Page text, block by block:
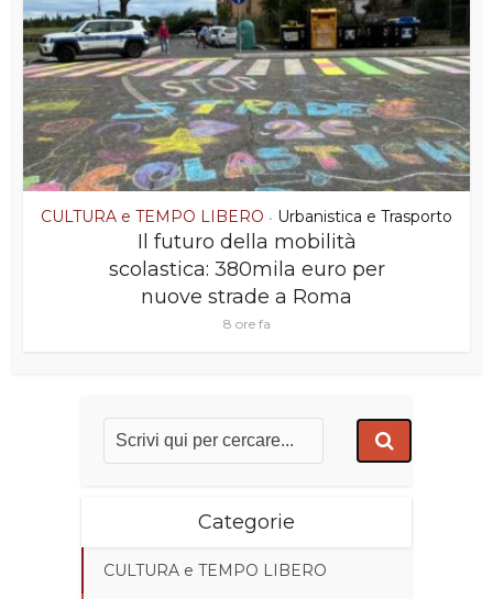
CULTURA e TEMPO LIBERO • Urbanistica e Trasporto
Il futuro della mobilità
scolastica: 380mila euro per
nuove strade a Roma
8 ore fa
Categorie
CULTURA e TEMPO LIBERO